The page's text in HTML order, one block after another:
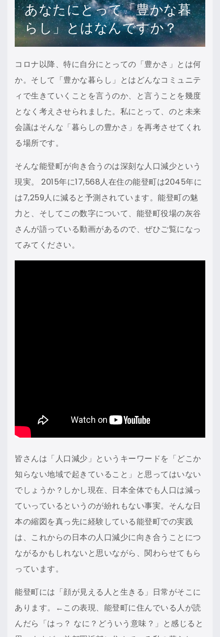
あなたにとって「豊かな暮
らし」とはなんですか？
コロナ以降、特に自分にとっての「豊かさ」とは何
か。そして「豊かな暮らし」とはどんなコミュニテ
ィで生きていくことを言うのか、と言うことを幾度
となく考えさせられました。私にとって、のと未来
会議はそんな「暮らしの豊かさ」を再考させてくれ
る場所です。
そんな能登町が向き合うのは深刻な人口減少という
現実。 2015年に17,568人在住の能登町は2045年に
は7,259人に減ると予測されています。能登町の魅
力と、そしてこの数字について、能登町役場の灰谷
さんが語っている動画があるので、ぜひご覧になっ
てみてください。
皆さんは「人口減少」というキーワードを「どこか
知らない地域で起きていること」と思ってはいない
でしょうか？しかし現在、日本全体でも人口は減っ
ていっているというのが紛れもない事実。そんな日
本の縮図を真っ先に経験している能登町での実践
は、これからの日本の人口減少に向き合うことにつ
ながるかもしれないと思いながら、関わらせてもら
っています。
能登町には「顔が見える人と生きる」日常がそこに
あります。←この表現、能登町に住んでいる人が読
んだら「はっ？ なに？どういう意味？」と感じると